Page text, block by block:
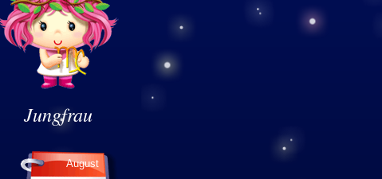
Jungfrau
August